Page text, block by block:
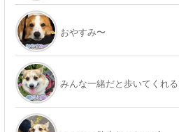
おやすみ〜
みんな一緒だと歩いてくれる